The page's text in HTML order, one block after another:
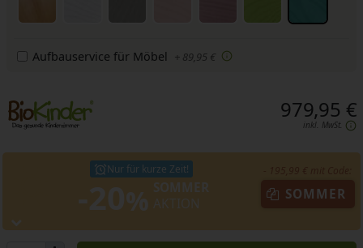
Aufbauservice für Möbel + 89,95 €
979,95 €
inkl. MwSt.
Nur für kurze Zeit!
SOMMER